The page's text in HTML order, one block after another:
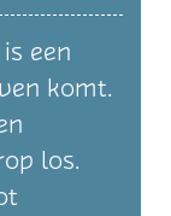
een
komt.
los.